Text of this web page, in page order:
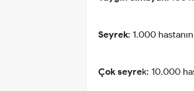
Seyrek: 1.000
Çok seyrek: 10.000